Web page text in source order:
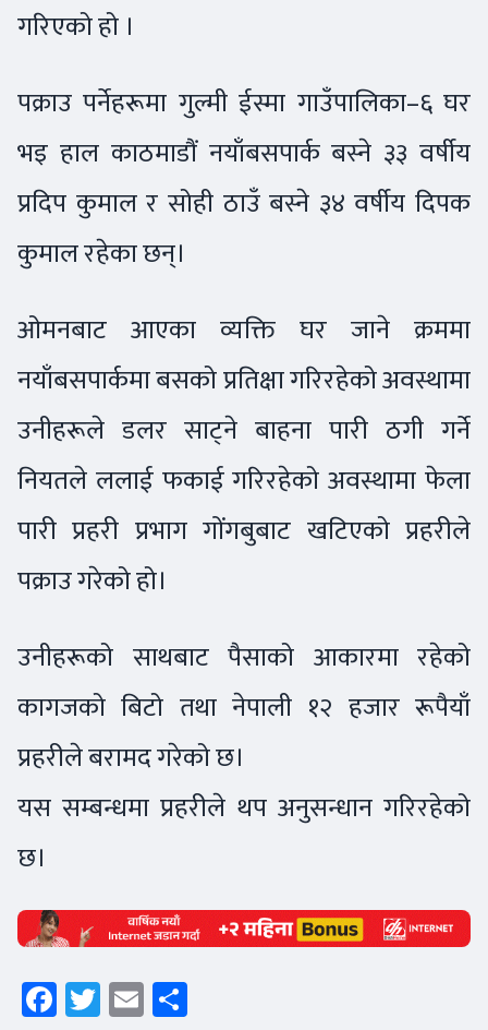
गरिएको हो ।
पक्राउ पर्नेहरूमा गुल्मी ईस्मा गाउँपालिका–६ घर
भइ हाल काठमाडौं नयाँबसपार्क बस्ने ३३ वर्षीय
प्रदिप कुमाल र सोही ठाउँ बस्ने ३४ वर्षीय दिपक
कुमाल रहेका छन्।
ओमनबाट आएका व्यक्ति घर जाने क्रममा
नयाँबसपार्कमा बसको प्रतिक्षा गरिरहेको अवस्थामा
उनीहरूले डलर साट्ने बाहना पारी ठगी गर्ने
नियतले ललाई फकाई गरिरहेको अवस्थामा फेला
पारी प्रहरी प्रभाग गोंगबुबाट खटिएको प्रहरीले
पक्राउ गरेको हो।
उनीहरूको साथबाट पैसाको आकारमा रहेको
कागजको बिटो तथा नेपाली १२ हजार रूपैयाँ
प्रहरीले बरामद गरेको छ।
यस सम्बन्धमा प्रहरीले थप अनुसन्धान गरिरहेको
छ।
Facebook
Twitter
Email